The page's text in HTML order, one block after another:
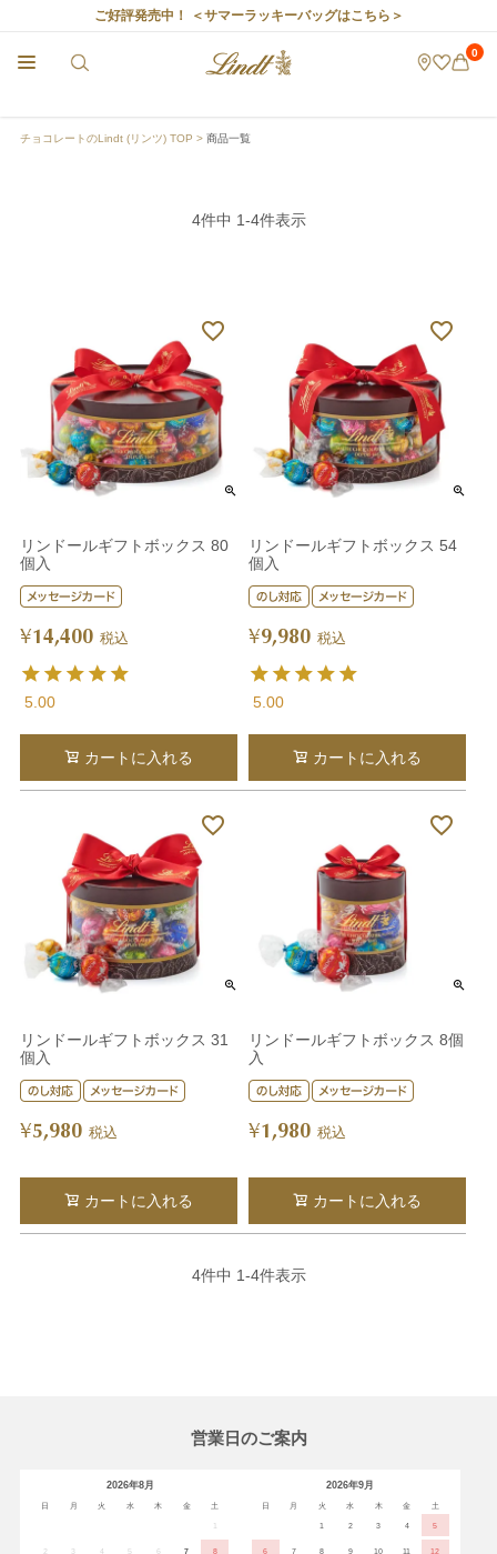
ご好評発売中！ ＜サマーラッキーバッグはこちら＞
0
チョコレートのLindt (リンツ) TOP 商品一覧
4件中 1-4件表示
リンドールギフトボックス 80
個入
¥14,400 税込
5.00
カートに入れる
リンドールギフトボックス 54
個入
¥9,980 税込
5.00
カートに入れる
リンドールギフトボックス 31
個入
¥5,980 税込
カートに入れる
リンドールギフトボックス 8個
入
¥1,980 税込
カートに入れる
4件中 1-4件表示
営業日のご案内
2026年8月
日 月 火 水 木 金 土
1
2 3 4 5 6 7 8
2026年9月
日 月 火 水 木 金 土
1 2 3 4 5
6 7 8 9 10 11 12